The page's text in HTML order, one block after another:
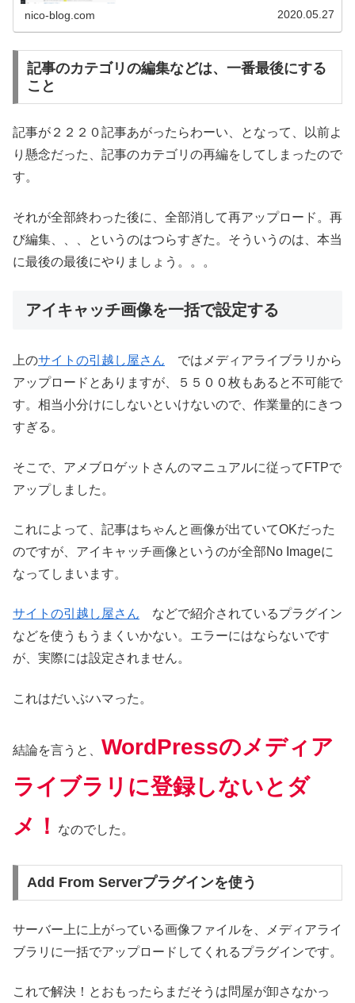
nico-blog.com 2020.05.27
記事のカテゴリの編集などは、一番最後にする
こと
記事が２２２０記事あがったらわーい、となって、以前よ
り懸念だった、記事のカテゴリの再編をしてしまったので
す。
それが全部終わった後に、全部消して再アップロード。再
び編集、、、というのはつらすぎた。そういうのは、本当
に最後の最後にやりましょう。。。
アイキャッチ画像を一括で設定する
上のサイトの引越し屋さん ではメディアライブラリから
アップロードとありますが、５５００枚もあると不可能で
す。相当小分けにしないといけないので、作業量的にきつ
すぎる。
そこで、アメブロゲットさんのマニュアルに従ってFTPで
アップしました。
これによって、記事はちゃんと画像が出ていてOKだった
のですが、アイキャッチ画像というのが全部No Imageに
なってしまいます。
サイトの引越し屋さん などで紹介されているプラグイン
などを使うもうまくいかない。エラーにはならないです
が、実際には設定されません。
これはだいぶハマった。
結論を言うと、 WordPressのメディア
ライブラリに登録しないとダ
メ！
なのでした。
Add From Serverプラグインを使う
サーバー上に上がっている画像ファイルを、メディアライ
ブラリに一括でアップロードしてくれるプラグインです。
これで解決！とおもったらまだそうは問屋が卸さなかっ